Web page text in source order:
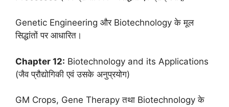
Genetic Engineering और Biotechnology के मूल
सिद्धांतों पर आधारित।
Chapter 12: Biotechnology and its Applications
(जैव प्रौद्योगिकी एवं उसके अनुप्रयोग)
GM Crops, Gene Therapy तथा Biotechnology के